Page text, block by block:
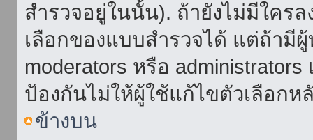
สำรวจอยู่ในนั้น). ถ้ายังไม่มีใค
เลือกของแบบสำรวจได้ แต่ถ้ามี
moderators หรือ
ป้องกันไม่ให้ผู้ใช้แก้ไขตัวเลือกห
ข้างบน